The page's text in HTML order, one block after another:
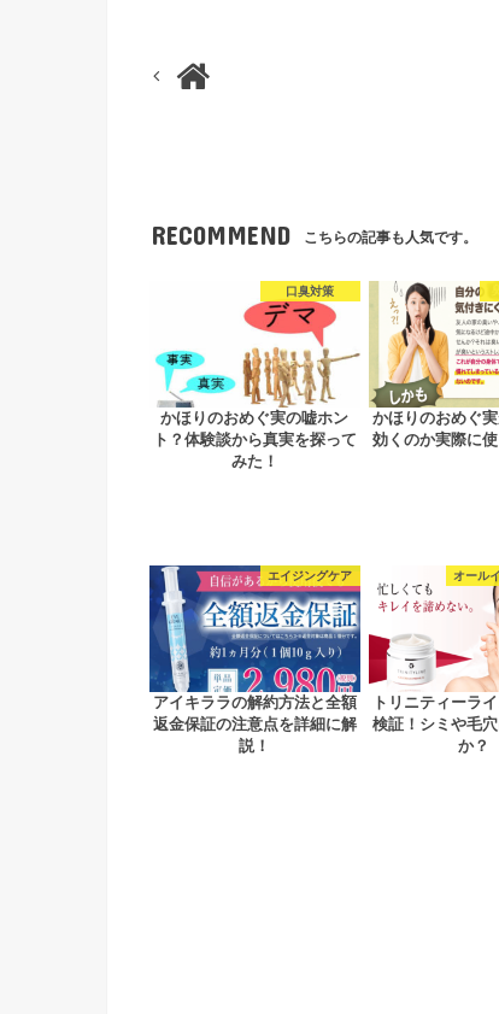
RECOMMEND こちらの記事も人気です。
口臭対策
かほりのおめぐ実の嘘ホン
ト？体験談から真実を探って
みた！
かほりのおめぐ
効くのか実際に使
エイジングケア
アイキララの解約方法と全額
返金保証の注意点を詳細に解
説！
オール
トリニティーラ
検証！シミや毛
か？